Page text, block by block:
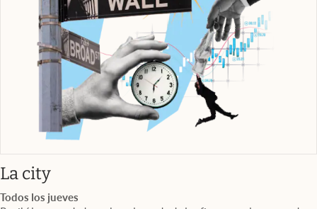
La cityabre en nueva pestaña
Todos los jueves